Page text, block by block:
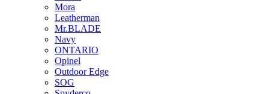
Mora
Leatherman
Mr.BLADE
Navy
ONTARIO
Opinel
Outdoor Edge
SOG